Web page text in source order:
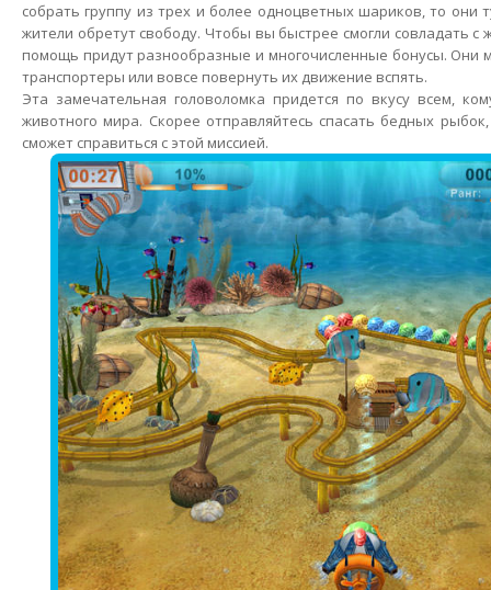
собрать группу из трех и более одноцветных шариков, то они
жители обретут свободу. Чтобы вы быстрее смогли совладать
помощь придут разнообразные и многочисленные бонусы. Они
транспортеры или вовсе повернуть их движение вспять.
Эта замечательная головоломка придется по вкусу всем,
животного мира. Скорее отправляйтесь спасать бедных
сможет справиться с этой миссией.